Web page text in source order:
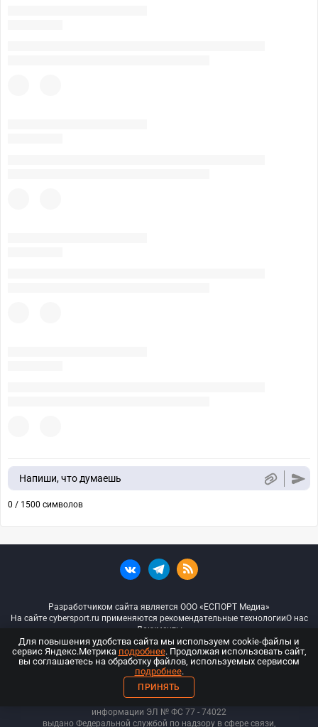
Напиши, что думаешь
0 / 1500 символов
Разработчиком сайта является ООО «ЕСПОРТ Медиа»
На сайте cybersport.ru применяются рекомендательные технологииО нас
Документы
© ООО «Киберспорт.ру» — Все права защищены
18+
ООО «Киберспорт.ру». Свидетельство о регистрации средств массовой
информации ЭЛ № ФС 77 - 74022
выдано Федеральной службой по надзору в сфере связи,
Для повышения удобства сайта мы используем cookie-файлы и
сервис Яндекс.Метрика подробнее. Продолжая использовать сайт,
вы соглашаетесь на обработку файлов, используемых сервисом
подробнее.
ПРИНЯТЬ